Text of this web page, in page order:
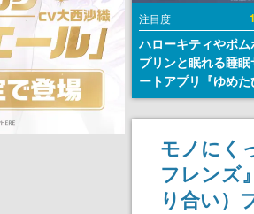
注目度
ハローキティやポム
プリンと眠れる睡眠
ートアプリ『ゆめた
が配信中。キャラご
ASMRや目覚ましア
モノにく
フレンズ
り合い）